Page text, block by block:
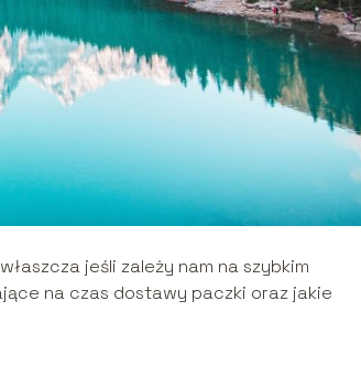
jeśli zależy nam na szybkim
na czas dostawy paczki oraz jakie